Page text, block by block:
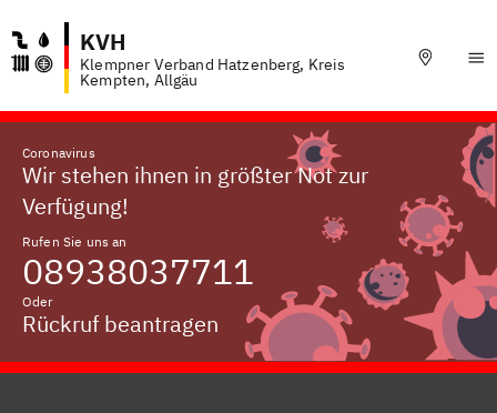
KVH
Klempner Verband Hatzenberg, Kreis
Kempten, Allgäu
Coronavirus
Wir stehen ihnen in größter Not zur
Verfügung!
Rufen Sie uns an
08938037711
Oder
Rückruf beantragen